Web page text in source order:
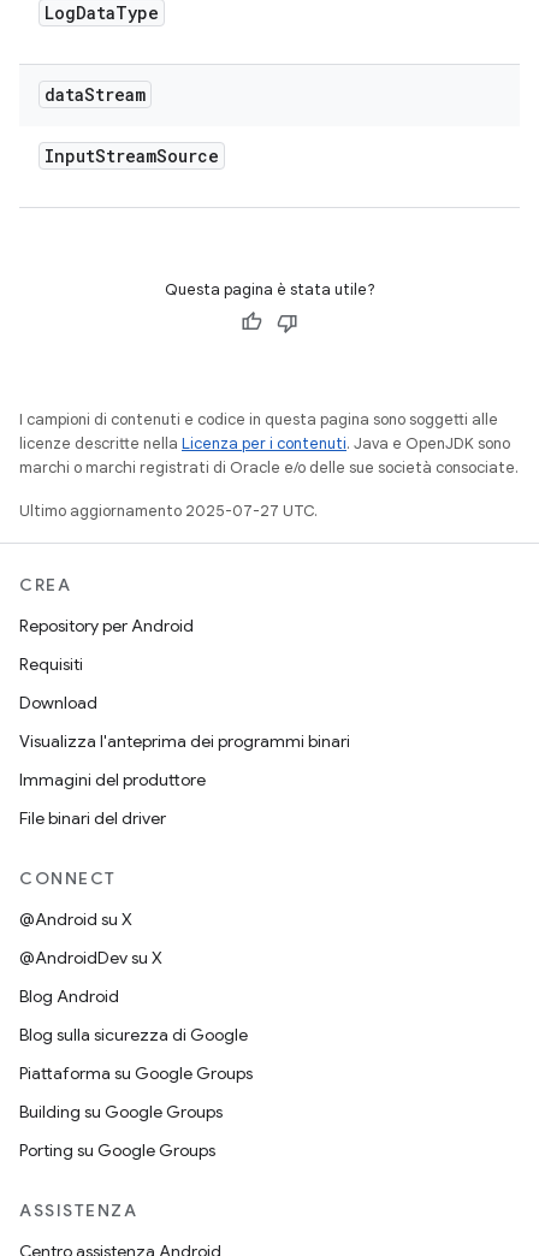
LogDataType
dataStream
InputStreamSource
Questa pagina è stata utile?
I campioni di contenuti e codice in questa pagina sono soggetti alle
licenze descritte nella Licenza per i contenuti. Java e OpenJDK sono
marchi o marchi registrati di Oracle e/o delle sue società consociate.
Ultimo aggiornamento 2025-07-27 UTC.
CREA
Repository per Android
Requisiti
Download
Visualizza l'anteprima dei programmi binari
Immagini del produttore
File binari del driver
CONNECT
@Android su X
@AndroidDev su X
Blog Android
Blog sulla sicurezza di Google
Piattaforma su Google Groups
Building su Google Groups
Porting su Google Groups
ASSISTENZA
Centro assistenza Android